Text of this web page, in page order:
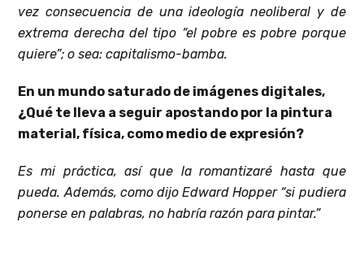
vez consecuencia de una ideología neoliberal y de
extrema derecha del tipo “el pobre es pobre porque
quiere”; o sea: capitalismo-bamba.
En un mundo saturado de imágenes digitales,
¿Qué te lleva a seguir apostando por la pintura
material, física, como medio de expresión?
Es mi práctica, así que la romantizaré hasta que
pueda. Además, como dijo Edward Hopper “si pudiera
ponerse en palabras, no habría razón para pintar.”